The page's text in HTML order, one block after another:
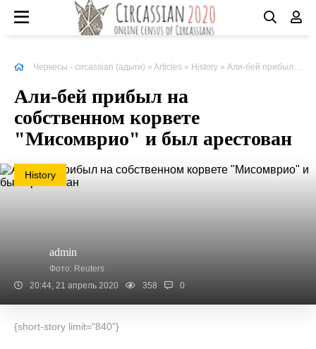
Черкесы - circassian (адыги) » Articles » History » Али-бей прибыл на собственном корвете "Мисомврио" и был арестован
Али-бей прибыл на
собственном корвете
"Мисомврио" и был арестован
History
admin
Фото: Reuters
20:44, 21 апрель 2020
358 0
{short-story limit="840"}